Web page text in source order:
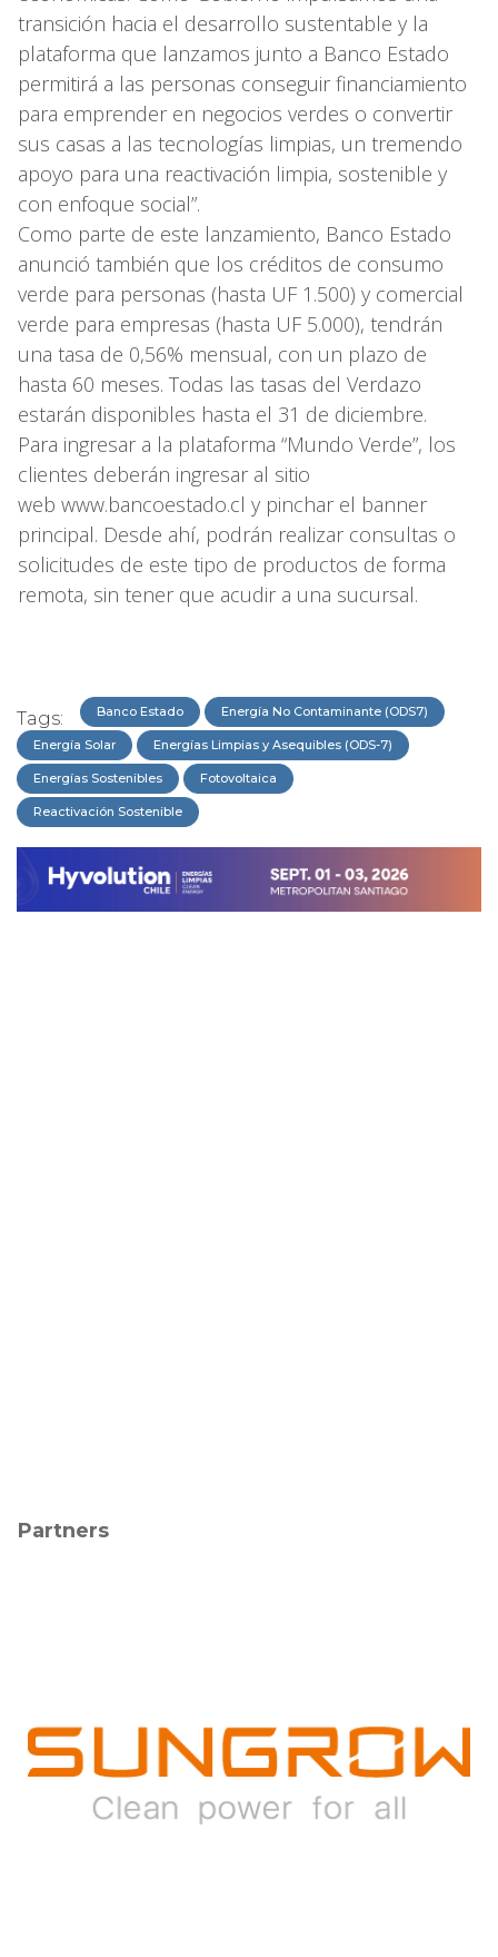
transición hacia el desarrollo sustentable y la
plataforma que lanzamos junto a Banco Estado
permitirá a las personas conseguir financiamiento
para emprender en negocios verdes o convertir
sus casas a las tecnologías limpias, un tremendo
apoyo para una reactivación limpia, sostenible y
con enfoque social”.
Como parte de este lanzamiento, Banco Estado
anunció también que los créditos de consumo
verde para personas (hasta UF 1.500) y comercial
verde para empresas (hasta UF 5.000), tendrán
una tasa de 0,56% mensual, con un plazo de
hasta 60 meses. Todas las tasas del Verdazo
estarán disponibles hasta el 31 de diciembre.
Para ingresar a la plataforma “Mundo Verde”, los
clientes deberán ingresar al sitio
web www.bancoestado.cl y pinchar el banner
principal. Desde ahí, podrán realizar consultas o
solicitudes de este tipo de productos de forma
remota, sin tener que acudir a una sucursal.
Tags: Banco Estado Energía No Contaminante (ODS7)
Energía Solar Energías Limpias y Asequibles (ODS-7)
Energías Sostenibles Fotovoltaica
Reactivación Sostenible
Partners